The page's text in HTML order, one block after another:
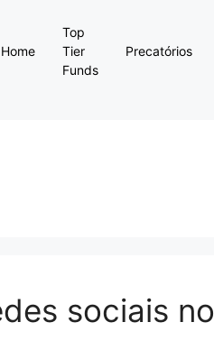
Home
Top
Tier
Funds
Precatórios
sociais